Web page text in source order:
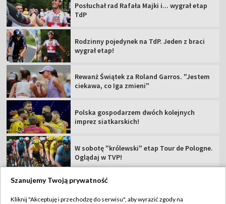
Posłuchał rad Rafała Majki i... wygrał etap
TdP
Rodzinny pojedynek na TdP. Jeden z braci
wygrał etap!
Rewanż Świątek za Roland Garros. "Jestem
ciekawa, co Iga zmieni"
Polska gospodarzem dwóch kolejnych
imprez siatkarskich!
W sobotę "królewski" etap Tour de Pologne.
Oglądaj w TVP!
Szanujemy Twoją prywatność
Kliknij "Akceptuję i przechodzę do serwisu", aby wyrazić zgody na